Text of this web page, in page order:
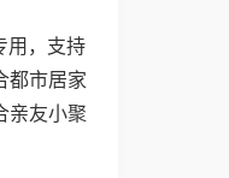
用，支持
都市居家
亲友小聚